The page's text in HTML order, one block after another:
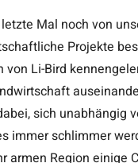
Mal noch von
Projekte
von Li-Bird
sich unabhängig
immer schlimmer
armen Region einige